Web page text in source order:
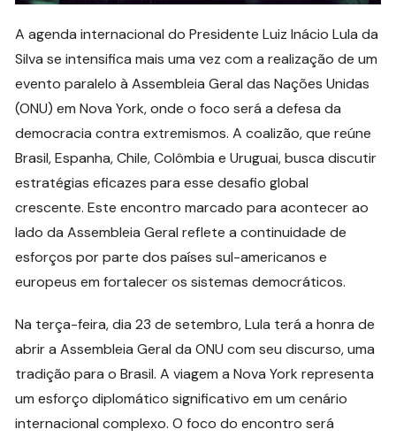
A agenda internacional do Presidente Luiz Inácio Lula da
Silva se intensifica mais uma vez com a realização de um
evento paralelo à Assembleia Geral das Nações Unidas
(ONU) em Nova York, onde o foco será a defesa da
democracia contra extremismos. A coalizão, que reúne
Brasil, Espanha, Chile, Colômbia e Uruguai, busca discutir
estratégias eficazes para esse desafio global
crescente. Este encontro marcado para acontecer ao
lado da Assembleia Geral reflete a continuidade de
esforços por parte dos países sul-americanos e
europeus em fortalecer os sistemas democráticos.
Na terça-feira, dia 23 de setembro, Lula terá a honra de
abrir a Assembleia Geral da ONU com seu discurso, uma
tradição para o Brasil. A viagem a Nova York representa
um esforço diplomático significativo em um cenário
internacional complexo. O foco do encontro será